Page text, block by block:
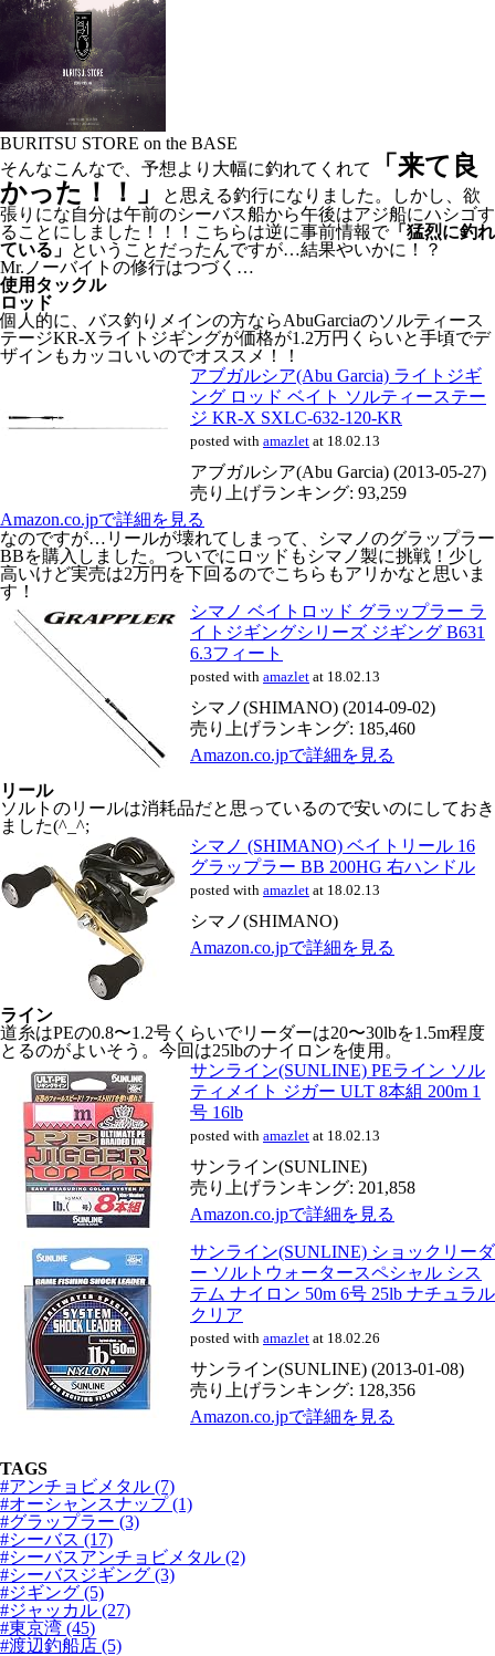
BURITSU STORE on the BASE
そんなこんなで、予想より大幅に釣れてくれて
「来て良
かった！！」
と思える釣行になりました。しかし、欲
張りにな自分は午前のシーバス船から午後はアジ船にハシゴす
ることにしました！！！こちらは逆に事前情報で「猛烈に釣れ
ている」 ということだったんですが…結果やいかに！？
Mr.ノーバイトの修行はつづく…
使用タックル
ロッド
個人的に、バス釣りメインの方ならAbuGarciaのソルティース
テージKR-Xライトジギングが価格が1.2万円くらいと手頃でデ
ザインもカッコいいのでオススメ！！
アブガルシア(Abu Garcia) ライトジギ
ング ロッド ベイト ソルティーステー
ジ KR-X SXLC-632-120-KR
posted with amazlet at 18.02.13
アブガルシア(Abu Garcia) (2013-05-27)
売り上げランキング: 93,259
Amazon.co.jpで詳細を見る
なのですが…リールが壊れてしまって、シマノのグラップラー
BBを購入しました。ついでにロッドもシマノ製に挑戦！少し
高いけど実売は2万円を下回るのでこちらもアリかなと思いま
す！
シマノ ベイトロッド グラップラー ラ
イトジギングシリーズ ジギング B631
6.3フィート
posted with amazlet at 18.02.13
シマノ(SHIMANO) (2014-09-02)
売り上げランキング: 185,460
Amazon.co.jpで詳細を見る
リール
ソルトのリールは消耗品だと思っているので安いのにしておき
ました(^_^;
シマノ (SHIMANO) ベイトリール 16
グラップラー BB 200HG 右ハンドル
posted with amazlet at 18.02.13
シマノ(SHIMANO)
Amazon.co.jpで詳細を見る
ライン
道糸はPEの0.8〜1.2号くらいでリーダーは20〜30lbを1.5m程度
とるのがよいそう。今回は25lbのナイロンを使用。
サンライン(SUNLINE) PEライン ソル
ティメイト ジガー ULT 8本組 200m 1
号 16lb
posted with amazlet at 18.02.13
サンライン(SUNLINE)
売り上げランキング: 201,858
Amazon.co.jpで詳細を見る
サンライン(SUNLINE) ショックリーダ
ー ソルトウォータースペシャル シス
テム ナイロン 50m 6号 25lb ナチュラル
クリア
posted with amazlet at 18.02.26
サンライン(SUNLINE) (2013-01-08)
売り上げランキング: 128,356
Amazon.co.jpで詳細を見る
TAGS
#アンチョビメタル (7)
#オーシャンスナップ (1)
#グラップラー (3)
#シーバス (17)
#シーバスアンチョビメタル (2)
#シーバスジギング (3)
#ジギング (5)
#ジャッカル (27)
#東京湾 (45)
#渡辺釣船店 (5)